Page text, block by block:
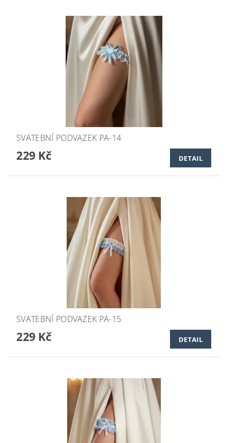
SVATEBNÍ PODVAZEK PA-14
229 Kč DETAIL
SVATEBNÍ PODVAZEK PA-15
229 Kč DETAIL